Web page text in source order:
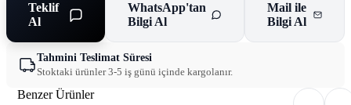
Teklif
Al
WhatsApp'tan
Bilgi Al
Mail ile
Bilgi Al
Tahmini Teslimat Süresi
Stoktaki ürünler 3-5 iş günü içinde kargolanır.
Benzer Ürünler